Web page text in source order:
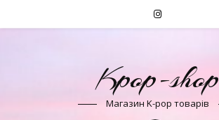
Kpop-shop
Магазин K-pop товарів